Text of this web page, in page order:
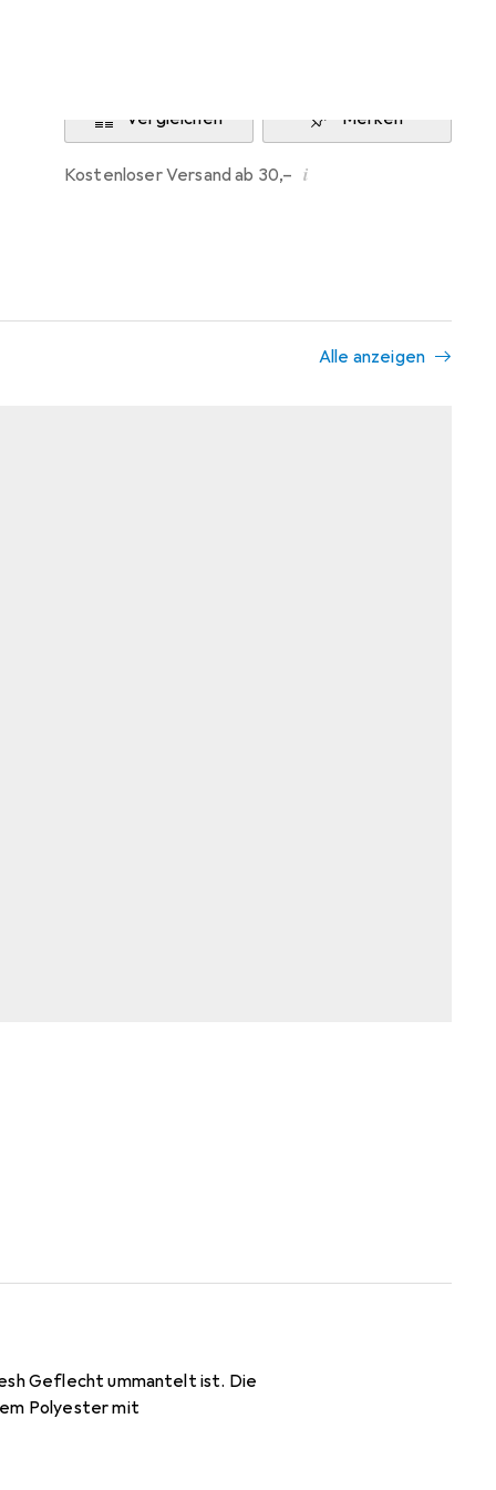
Vergleichen Merken
Kostenloser Versand ab 30,– i
Alle anzeigen
Geflecht ummantelt ist. Die
Polyester mit